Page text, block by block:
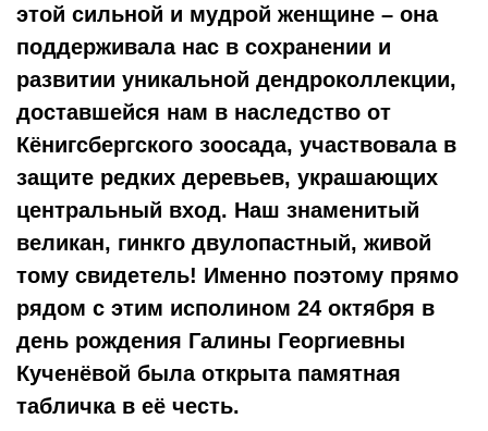
этой сильной и мудрой женщине – она
поддерживала нас в сохранении и
развитии уникальной дендроколлекции,
доставшейся нам в наследство от
Кёнигсбергского зоосада, участвовала в
защите редких деревьев, украшающих
центральный вход. Наш знаменитый
великан, гинкго двулопастный, живой
тому свидетель! Именно поэтому прямо
рядом с этим исполином 24 октября в
день рождения Галины Георгиевны
Кученёвой была открыта памятная
табличка в её честь.